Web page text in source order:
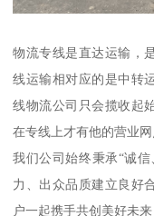
物流专线是直达运输，
线运输相对应的是中转
线物流公司只会揽收起
在专线上才有他的营业网
我们公司始终秉承“诚
力、出众品质建立良好
户一起携手共创美好未来